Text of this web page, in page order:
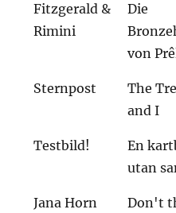
Fitzgerald &
Rimini
Die
von
Sternpost
The
and I
Testbild!
En
utan
Jana Horn Don't